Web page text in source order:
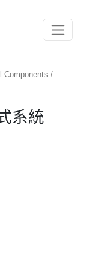
Toggle
Components /
系統